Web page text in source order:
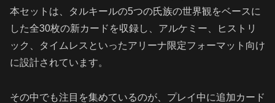
本セットは、タルキールの5つの氏族の世界観をベースに
した全30枚の新カードを収録し、アルケミー、ヒストリ
ック、タイムレスといったアリーナ限定フォーマット向け
に設計されています。
その中でも注目を集めているのが、プレイ中に追加カード